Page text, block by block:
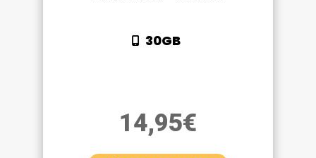
30GB
14,95€